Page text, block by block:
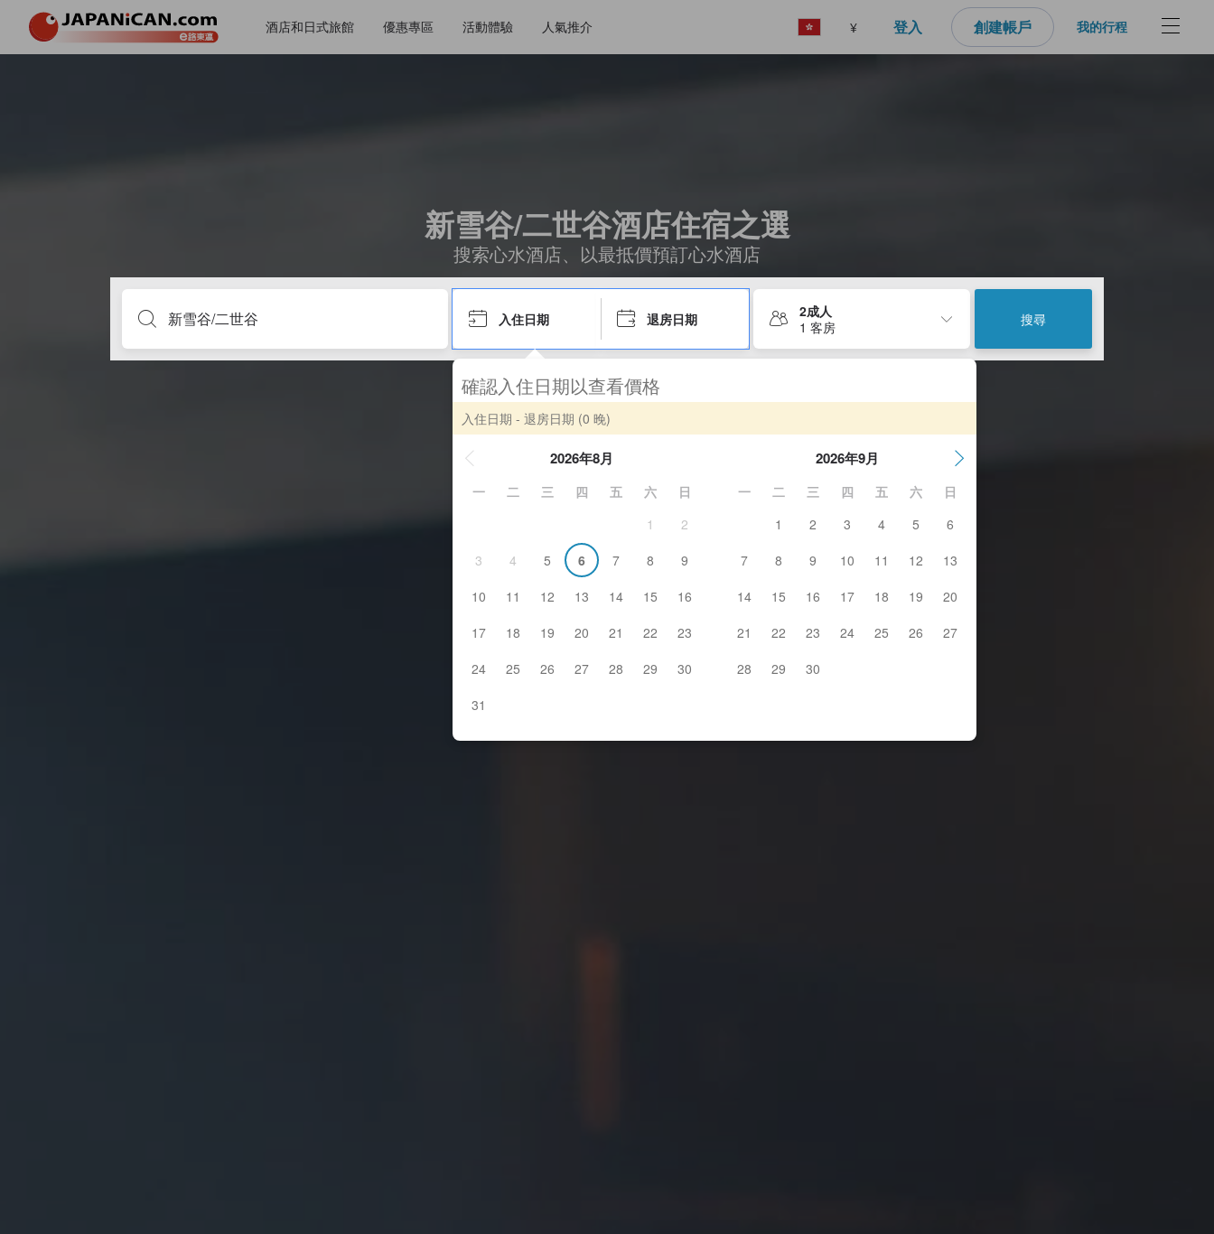
酒店和日式旅館 優惠專區 活動體驗 人氣推介 ¥ 登入 創建帳戶 我的行程
新雪谷/二世谷酒店住宿之選
搜索心水酒店、以最抵價預訂心水酒店
入住日期 退房日期
2成人
1 客房
搜尋
確認入住日期以查看價格
入住日期 - 退房日期 (0 晚)
2026年8月
一 二 三 四 五 六
日
1
2
3
4 5 6 7 8
9
10
11 12 13 14 15
16
17
18 19 20 21 22
23
24
25 26 27 28 29
30
31
2026年9月
一 二 三 四 五 六
日
1
2 3 4 5
6
7
8 9 10 11 12
13
14
15 16 17 18 19
20
21
22 23 24 25 26
27
28
29 30